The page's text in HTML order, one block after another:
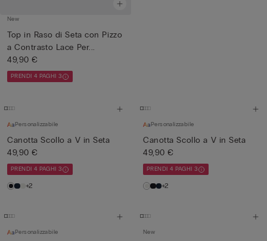
New
Top in Raso di Seta con Pizzo
a Contrasto Lace Per...
49,90 €
PRENDI 4 PAGHI 3
Personalizzabile
Canotta Scollo a V in Seta
49,90 €
PRENDI 4 PAGHI 3
+2
Personalizzabile
Canotta Scollo a V in Seta
49,90 €
PRENDI 4 PAGHI 3
+2
Personalizzabile New